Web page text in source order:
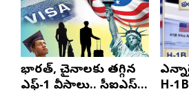
భారత్, చైనాలకు తగ్గిన
ఎఫ్-1 వీసాలు.. సీఐఎస్
H-